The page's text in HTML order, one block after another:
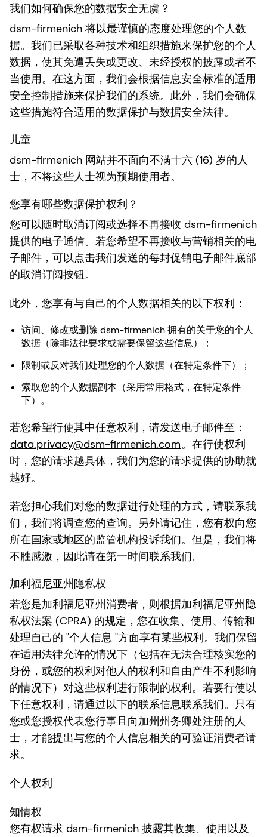
我们如何确保您的数据安全无虞？
dsm-firmenich 将以最谨慎的态度处理您的个人数
据。我们已采取各种技术和组织措施来保护您的个人
数据，使其免遭丢失或更改、未经授权的披露或者不
当使用。在这方面，我们会根据信息安全标准的适用
安全控制措施来保护我们的系统。此外，我们会确保
这些措施符合适用的数据保护与数据安全法律。
儿童
dsm-firmenich 网站并不面向不满十六 (16) 岁的人
士，不将这些人士视为预期使用者。
您享有哪些数据保护权利？
您可以随时取消订阅或选择不再接收 dsm-firmenich
提供的电子通信。若您希望不再接收与营销相关的电
子邮件，可以点击我们发送的每封促销电子邮件底部
的取消订阅按钮。
此外，您享有与自己的个人数据相关的以下权利：
访问、修改或删除 dsm-firmenich 拥有的关于您的个人
数据（除非法律要求或需要保留这些信息）；
限制或反对我们处理您的个人数据（在特定条件下）；
索取您的个人数据副本（采用常用格式，在特定条件
下）。
若您希望行使其中任意权利，请发送电子邮件至：
data.privacy@dsm-firmenich.com。在行使权利
时，您的请求越具体，我们为您的请求提供的协助就
越好。
若您担心我们对您的数据进行处理的方式，请联系我
们，我们将调查您的查询。另外请记住，您有权向您
所在国家或地区的监管机构投诉我们。但是，我们将
不胜感激，因此请在第一时间联系我们。
加利福尼亚州隐私权
若您是加利福尼亚州消费者，则根据加利福尼亚州隐
私权法案 (CPRA) 的规定，您在收集、使用、传输和
处理自己的 "个人信息 "方面享有某些权利。我们保留
在适用法律允许的情况下（包括在无法合理核实您的
身份，或您的权利对他人的权利和自由产生不利影响
的情况下）对这些权利进行限制的权利。若要行使以
下任意权利，请通过以下的联系信息联系我们。只有
您或您授权代表您行事且向加州州务卿处注册的人
士，才能提出与您的个人信息相关的可验证消费者请
求。
个人权利
知情权
您有权请求 dsm-firmenich 披露其收集、使用以及